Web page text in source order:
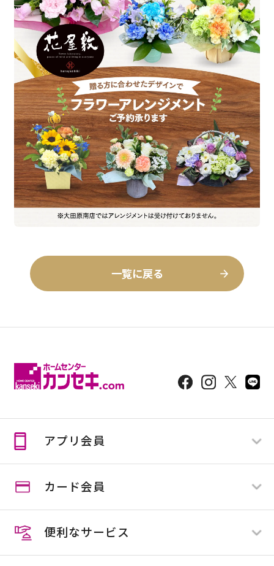
一覧に戻る
アプリ会員
ログイン
新規登録
スマイルカード会員の方
スマイルカード会員でない方
カード会員
スマイルカード
スマイルビジネスカード
便利なサービス